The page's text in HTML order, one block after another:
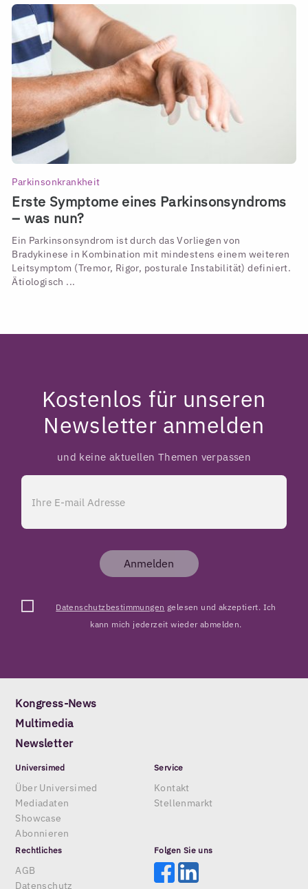
Parkinsonkrankheit
Erste Symptome eines Parkinsonsyndroms
– was nun?
Ein Parkinsonsyndrom ist durch das Vorliegen von
Bradykinese in Kombination mit mindestens einem weiteren
Leitsymptom (Tremor, Rigor, posturale Instabilität) definiert.
Ätiologisch ...
Kostenlos für unseren
Newsletter anmelden
und keine aktuellen Themen verpassen
Anmelden
Datenschutzbestimmungen gelesen und akzeptiert. Ich
kann mich jederzeit wieder abmelden.
Kongress-News
Multimedia
Newsletter
Universimed
Über Universimed
Mediadaten
Showcase
Abonnieren
Service
Kontakt
Stellenmarkt
Rechtliches
AGB
Datenschutz
Folgen Sie uns